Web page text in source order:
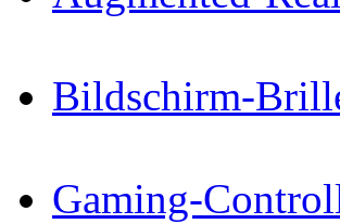
Bildschirm-
Gaming-